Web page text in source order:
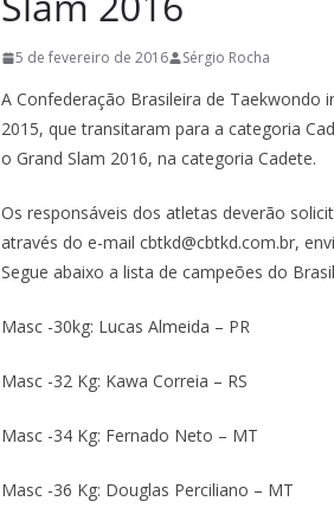
5 de fevereiro de 2016 Sérgio Rocha
A Confederação Brasileira de
2015, que transitaram para a categoria
o Grand Slam 2016, na categoria Cadete.
Os responsáveis dos atletas deverão
através do e-mail cbtkd@cbtkd.com.br,
Segue abaixo a lista de campeões do
Masc -30kg: Lucas Almeida – PR
Masc -32 Kg: Kawa Correia – RS
Masc -34 Kg: Fernado Neto – MT
Masc -36 Kg: Douglas Perciliano – MT